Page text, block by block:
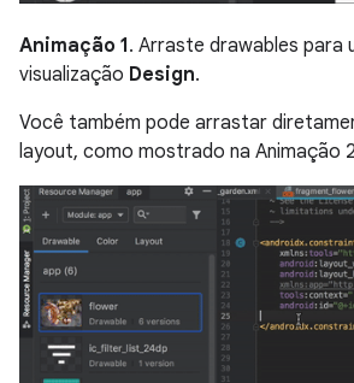
Animação 1. Arraste drawables para
visualização Design.
Você também pode arrastar
layout, como mostrado na Animação